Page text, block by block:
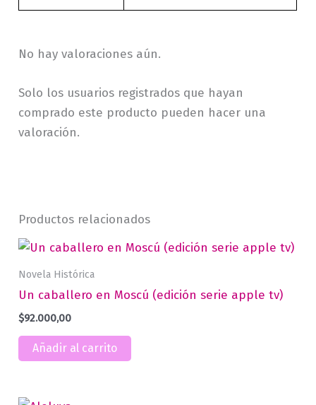
No hay valoraciones aún.
Solo los usuarios registrados que hayan
comprado este producto pueden hacer una
valoración.
Productos relacionados
Novela Histórica
Un caballero en Moscú (edición serie apple tv)
$92.000,00
Añadir al carrito